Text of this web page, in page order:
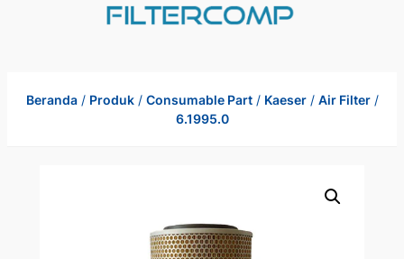
Beranda/ Produk/ Consumable Part/ Kaeser/ Air Filter/
6.1995.0